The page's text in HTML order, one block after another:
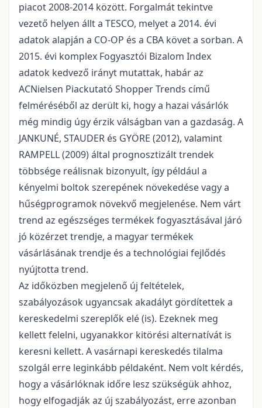
piacot 2008-2014 között. Forgalmát tekintve
vezető helyen állt a TESCO, melyet a 2014. évi
adatok alapján a CO-OP és a CBA követ a sorban. A
2015. évi komplex Fogyasztói Bizalom Index
adatok kedvező irányt mutattak, habár az
ACNielsen Piackutató Shopper Trends című
felméréséből az derült ki, hogy a hazai vásárlók
még mindig úgy érzik válságban van a gazdaság. A
JANKUNÉ, STAUDER és GYÖRE (2012), valamint
RAMPELL (2009) által prognosztizált trendek
többsége reálisnak bizonyult, így például a
kényelmi boltok szerepének növekedése vagy a
hűségprogramok növekvő megjelenése. Nem várt
trend az egészséges termékek fogyasztásával járó
jó közérzet trendje, a magyar termékek
vásárlásának trendje és a technológiai fejlődés
nyújtotta trend.
Az időközben megjelenő új feltételek,
szabályozások ugyancsak akadályt gördítettek a
kereskedelmi szereplők elé (is). Ezeknek meg
kellett felelni, ugyanakkor kitörési alternatívát is
keresni kellett. A vasárnapi kereskedés tilalma
szolgál erre leginkább példaként. Nem volt kérdés,
hogy a vásárlóknak időre lesz szükségük ahhoz,
hogy elfogadják az új szabályozást, erre azonban